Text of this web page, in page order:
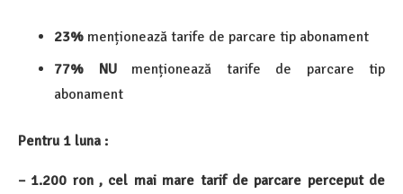
23% menționează tarife de parcare tip abonament
77% NU menționează tarife de parcare tip
abonament
Pentru 1 luna :
– 1.200 ron , cel mai mare tarif de parcare perceput de